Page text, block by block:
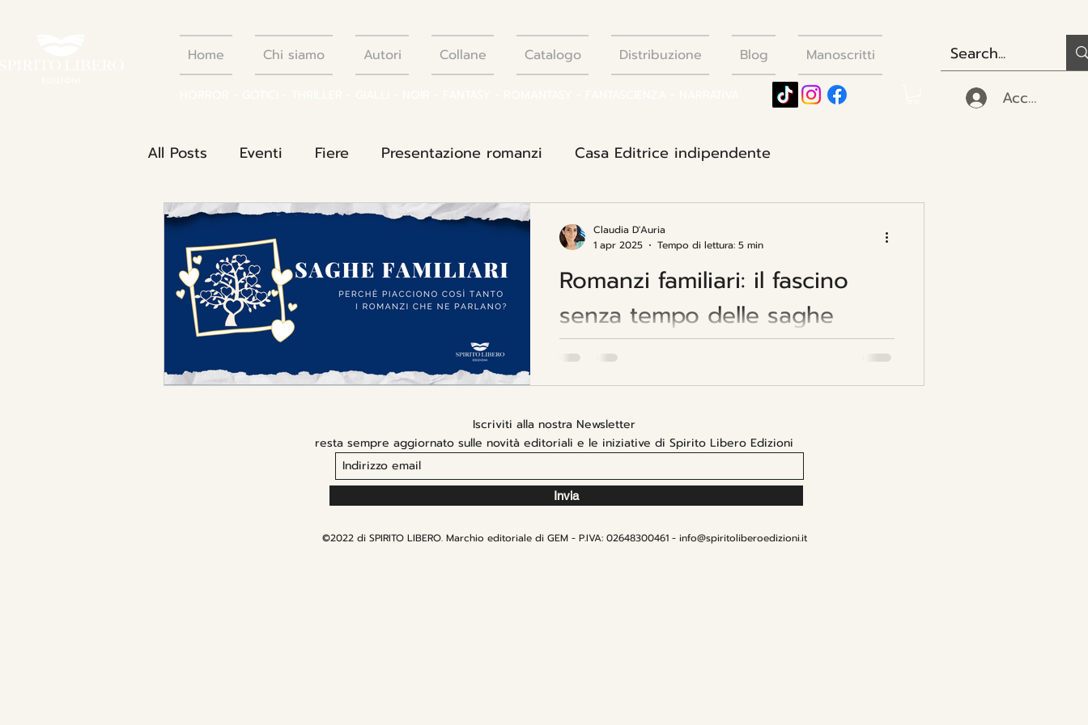
Home Chi siamo Autori Collane Catalogo Distribuzione Blog Manoscritti
Accedi
All Posts Eventi Fiere Presentazione romanzi Casa Editrice indipendente
Generi letterari Curiosità letterarie Interviste agli autori
Romanzi familiari: il fascino
senza tempo delle saghe
I romanzi familiari stregano i lettori da sempre per
vita umana. Ecco le saghe familiari
Claudia D'Auria
1 apr 2025
Tempo di lettura: 5 min
Iscriviti alla nostra Newsletter
resta sempre aggiornato sulle novità editoriali e le iniziative di Spirito Libero Edizioni
Invia
©2022 di SPIRITO LIBERO. Marchio editoriale di GEM - P.IVA: 02648300461 - info@spiritoliberoedizioni.it